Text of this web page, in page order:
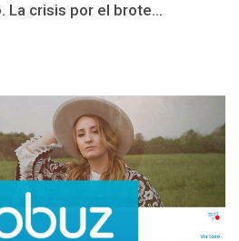
La crisis por el brote...